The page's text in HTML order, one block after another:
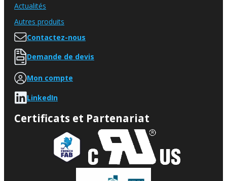
Actualités
Autres produits
Contactez-nous
Demande de devis
Mon compte
LinkedIn
Certificats et Partenariat